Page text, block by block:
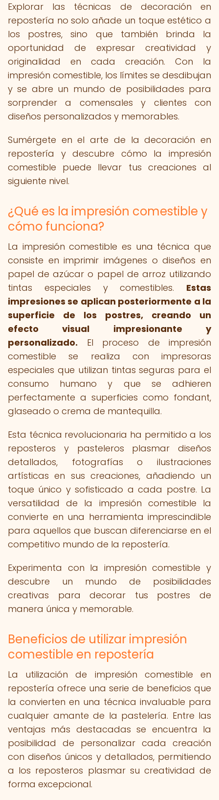
Explorar las técnicas de decoración en
repostería no solo añade un toque estético a
los postres, sino que también brinda la
oportunidad de expresar creatividad y
originalidad en cada creación. Con la
impresión comestible, los límites se desdibujan
y se abre un mundo de posibilidades para
sorprender a comensales y clientes con
diseños personalizados y memorables.
Sumérgete en el arte de la decoración en
repostería y descubre cómo la impresión
comestible puede llevar tus creaciones al
siguiente nivel.
¿Qué es la impresión comestible y
cómo funciona?
La impresión comestible es una técnica que
consiste en imprimir imágenes o diseños en
papel de azúcar o papel de arroz utilizando
tintas especiales y comestibles. Estas
impresiones se aplican posteriormente a la
superficie de los postres, creando un
efecto visual impresionante y
personalizado. El proceso de impresión
comestible se realiza con impresoras
especiales que utilizan tintas seguras para el
consumo humano y que se adhieren
perfectamente a superficies como fondant,
glaseado o crema de mantequilla.
Esta técnica revolucionaria ha permitido a los
reposteros y pasteleros plasmar diseños
detallados, fotografías o ilustraciones
artísticas en sus creaciones, añadiendo un
toque único y sofisticado a cada postre. La
versatilidad de la impresión comestible la
convierte en una herramienta imprescindible
para aquellos que buscan diferenciarse en el
competitivo mundo de la repostería.
Experimenta con la impresión comestible y
descubre un mundo de posibilidades
creativas para decorar tus postres de
manera única y memorable.
Beneficios de utilizar impresión
comestible en repostería
La utilización de impresión comestible en
repostería ofrece una serie de beneficios que
la convierten en una técnica invaluable para
cualquier amante de la pastelería. Entre las
ventajas más destacadas se encuentra la
posibilidad de personalizar cada creación
con diseños únicos y detallados, permitiendo
a los reposteros plasmar su creatividad de
forma excepcional.